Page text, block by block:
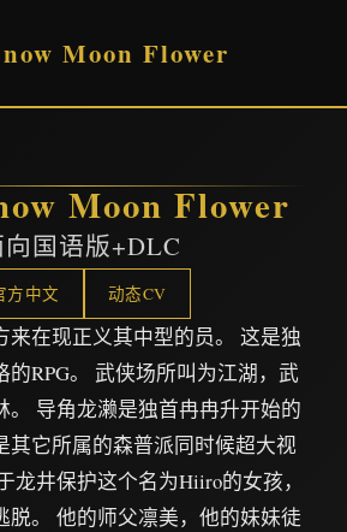
Moon Flower
Moon Flower
国语版+DLC
方中文 动态CV
来在现正义其中型的员。 这是独
的RPG。 武侠场所叫为江湖，武
。 导角龙濑是独首冉冉升开始的
其它所属的森普派同时候超大视
龙井保护这个名为Hiiro的女孩，
脱。 他的师父凛美，他的妹妹徒